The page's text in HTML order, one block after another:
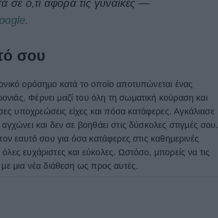
σε ό,τι αφορά τις γυναίκες —
.
σου
ορόσημο κατά το οποίο αποτυπώνεται ένας
Φέρνει μαζί του όλη τη σωματική κούραση και
υποχρεώσεις είχες και πόσα κατάφερες. Αγκάλιασε
και δεν σε βοηθάει στις δύσκολες στιγμές σου.
εαυτό σου για όσα κατάφερες στις καθημερινές
ευχάριστες και εύκολες. Ωστόσο, μπορείς να τις
με μια νέα διάθεση ως προς αυτές.